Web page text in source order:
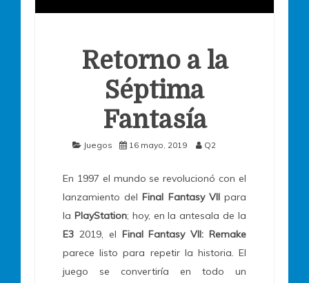
Retorno a la
Séptima
Fantasía
Juegos 16 mayo, 2019 Q2
En 1997 el mundo se revolucionó con el
lanzamiento delFinal Fantasy VIIpara
la PlayStation; hoy, en la antesala de la
E3 2019, el Final Fantasy VII: Remake
parece listo para repetir la historia. El
juego se convertiría en todo un